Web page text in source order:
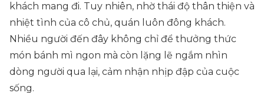
khách mang đi. Tuy nhiên, nhờ thái độ thân thiện và
nhiệt tình của cô chủ, quán luôn đông khách.
Nhiều người đến đây không chỉ để thưởng thức
món bánh mì ngon mà còn lặng lẽ ngắm nhìn
dòng người qua lại, cảm nhận nhịp đập của cuộc
sống.